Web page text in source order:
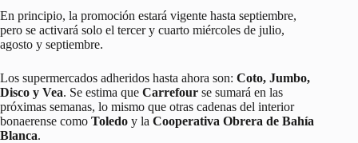
En principio, la promoción estará vigente hasta septiembre,
pero se activará solo el tercer y cuarto miércoles de julio,
agosto y septiembre.
Los supermercados adheridos hasta ahora son: Coto, Jumbo,
Disco y Vea. Se estima que Carrefour se sumará en las
próximas semanas, lo mismo que otras cadenas del interior
bonaerense como Toledo y la Cooperativa Obrera de Bahía
Blanca.